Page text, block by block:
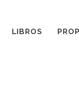
LIBROS